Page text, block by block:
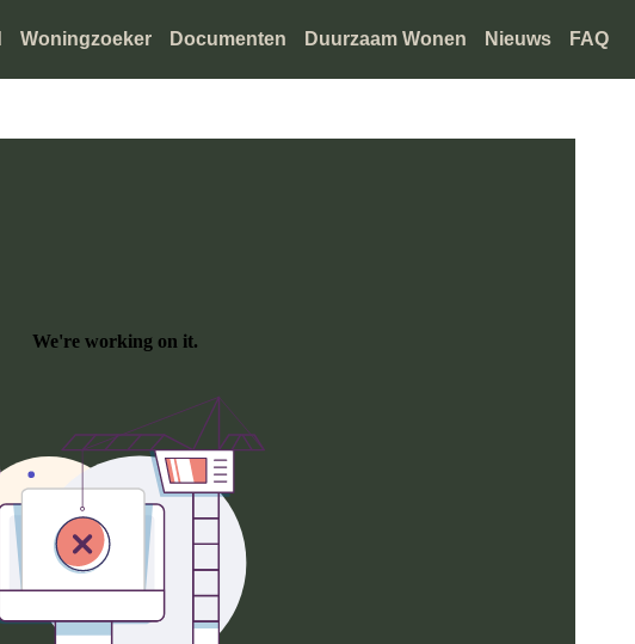
Woningzoeker Documenten Duurzaam Wonen Nieuws FAQ